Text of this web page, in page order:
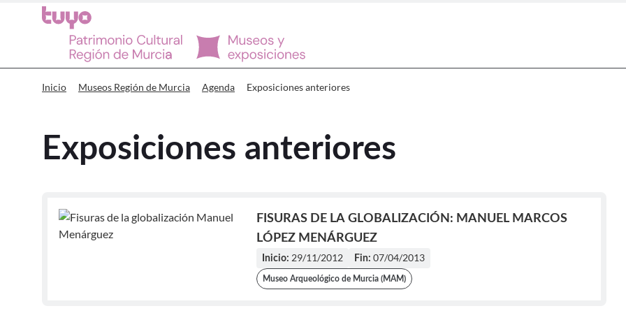
Museos Región de Murcia Exposiciones anteriores
Inicio Museos Región de Murcia Agenda Exposiciones anteriores
Exposiciones anteriores
FISURAS DE LA GLOBALIZACIÓN: MANUEL MARCOS
LÓPEZ MENÁRGUEZ
Inicio: 29/11/2012 Fin: 07/04/2013
Museo Arqueológico de Murcia (MAM)